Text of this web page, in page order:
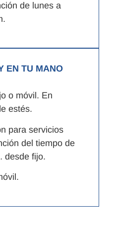
de lunes a
EN TU MANO
o móvil. En
estés.
para servicios
del tiempo de
desde fijo.